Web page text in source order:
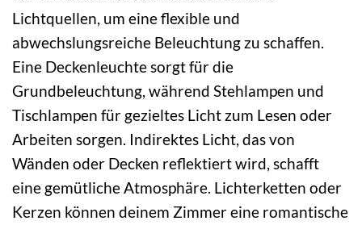
Lichtquellen, um eine flexible und
abwechslungsreiche Beleuchtung zu schaffen.
Eine Deckenleuchte sorgt für die
Grundbeleuchtung, während Stehlampen und
Tischlampen für gezieltes Licht zum Lesen oder
Arbeiten sorgen. Indirektes Licht, das von
Wänden oder Decken reflektiert wird, schafft
eine gemütliche Atmosphäre. Lichterketten oder
Kerzen können deinem Zimmer eine romantische